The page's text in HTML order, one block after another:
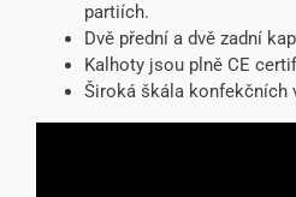
partiích.
Dvě přední a dvě zadní
Kalhoty jsou plně CE
Široká škála konfekčních